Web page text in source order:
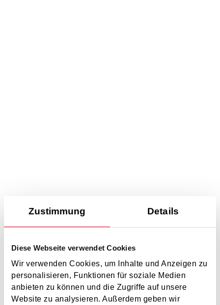
Zustimmung Details
Diese Webseite verwendet Cookies
Wir verwenden Cookies, um Inhalte und Anzeigen zu
personalisieren, Funktionen für soziale Medien
anbieten zu können und die Zugriffe auf unsere
Website zu analysieren. Außerdem geben wir